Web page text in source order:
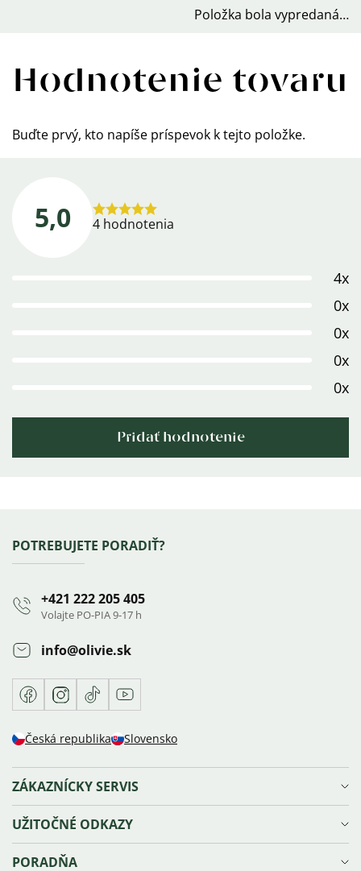
Položka bola vypredaná…
Hodnotenie tovaru
Buďte prvý, kto napíše príspevok k tejto položke.
5,0
Priemerné
4 hodnotenia
4x
0x
0x
0x
0x
Pridať hodnotenie
Zápätie
POTREBUJETE PORADIŤ?
+421 222 205 405
Volajte PO-PIA 9-17 h
info@olivie.sk
FacebookInstagram
TikTokYoutube
Česká republika Slovensko
ZÁKAZNÍCKY SERVIS
Doprava a platba
Reklamácie, výmena a vrátenie tovaru
Obchodné podmienky
UŽITOČNÉ ODKAZY
Vernostný program Olivie⁺
PORADŇA